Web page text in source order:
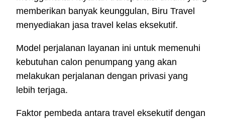
memberikan banyak keunggulan, Biru Travel
menyediakan jasa travel kelas eksekutif.
Model perjalanan layanan ini untuk memenuhi
kebutuhan calon penumpang yang akan
melakukan perjalanan dengan privasi yang
lebih terjaga.
Faktor pembeda antara travel eksekutif dengan